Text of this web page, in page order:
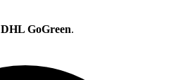
DHL GoGreen.